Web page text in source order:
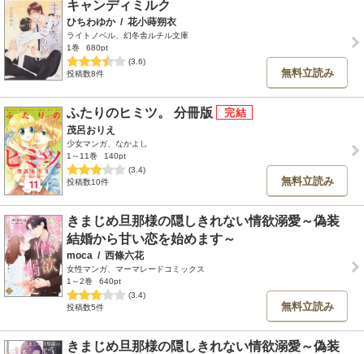
キャンディミルク
ひちわゆか / 花小蒔朔衣
ライトノベル、幻冬舎ルチル文庫
1巻
680pt
(3.6)
投稿数8件
無料立読み
ふたりのヒミツ。 分冊版
茂呂おりえ
少女マンガ、なかよし
1～11巻
140pt
(3.4)
投稿数10件
無料立読み
きまじめ旦那様の隠しきれない情欲溺愛～偽装
結婚から甘い恋を始めます～
moca / 西條六花
女性マンガ、マーマレードコミックス
1～2巻
640pt
(3.4)
投稿数5件
無料立読み
きまじめ旦那様の隠しきれない情欲溺愛～偽装